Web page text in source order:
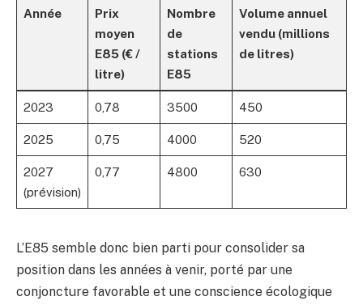
Année
Prix
moyen
E85 (€ /
litre)
Nombre
de
stations
E85
Volume annuel
vendu (millions
de litres)
2023 0,78 3500 450
2025 0,75 4000 520
2027
(prévision)
0,77 4800 630
L’E85 semble donc bien parti pour consolider sa
position dans les années à venir, porté par une
conjoncture favorable et une conscience écologique